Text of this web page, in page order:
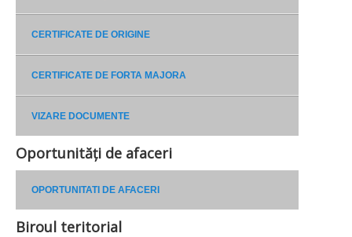
CERTIFICATE DE ORIGINE
CERTIFICATE DE FORTA MAJORA
VIZARE DOCUMENTE
Oportunități de afaceri
OPORTUNITATI DE AFACERI
Biroul teritorial